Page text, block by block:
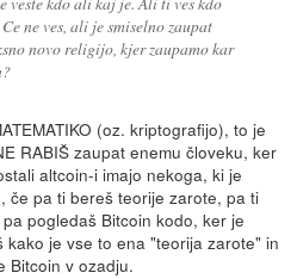
ne ves, ali je smiselno zaupat
novo religijo, kjer zaupamo kar
(oz. kriptografijo), to je
RABIŠ zaupat enemu človeku, ker
altcoin-i imajo nekoga, ki je
če pa ti bereš teorije zarote, pa ti
pogledaš Bitcoin kodo, ker je
je vse to ena "teorija zarote" in
Bitcoin v ozadju.